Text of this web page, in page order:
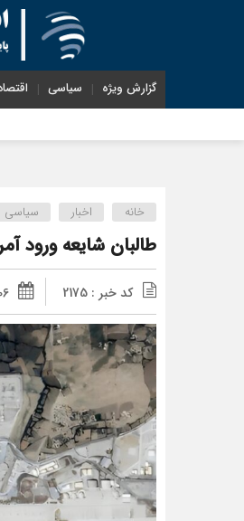
گزارش ویژه سیاسی
خانه اخبار سیاسی
طالبان شایعه ورود
کد خبر : 2175 06 آوریل